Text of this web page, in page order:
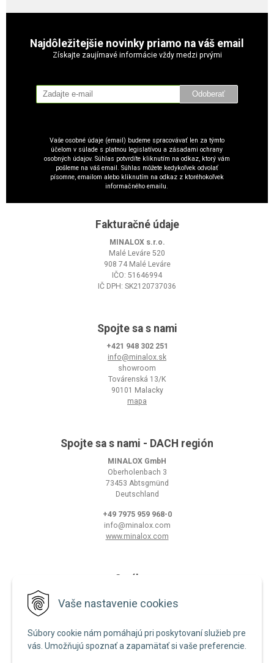
Vaše nastavenie cookies
Súbory cookie nám pomáhajú pri poskytovaní služieb pre
vás. Umožňujú spoznať a zapamätať si vaše preferencie.
Najdôležitejšie novinky priamo na váš email
Získajte zaujímavé informácie vždy medzi prvými
Odoberať
Vaše osobné údaje (email) budeme spracovávať len za týmto
účelom v súlade s platnou legislatívou a zásadami ochrany
osobných údajov. Súhlas potvrdíte kliknutím na odkaz, ktorý vám
pošleme na váš email. Súhlas môžete kedykoľvek odvolať
písomne, emailom alebo kliknutím na odkaz z ktoréhokoľvek
informačného emailu.
Fakturačné údaje
MINALOX s.r.o.
Malé Leváre 520
908 74 Malé Leváre
IČO: 51646994
IČ DPH: SK2120737036
Spojte sa s nami
+421 948 302 251
info@minalox.sk
showroom
Továrenská 13/K
90101 Malacky
mapa
Spojte sa s nami - DACH región
MINALOX GmbH
Oberholenbach 3
73453 Abtsgmünd
Deutschland
+49 7975 959 968-0
info@minalox.com
www.minalox.com
O nákupe
Zásady používania cookies